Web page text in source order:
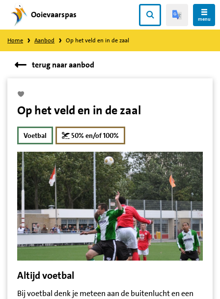
Direct
naar
content
Ooievaarspas menu
Home Aanbod Op het veld en in de zaal
terug naar aanbod
Op het veld en in de zaal
Voetbal 50% en/of 100%
Altijd voetbal
Bij voetbal denk je meteen aan de buitenlucht en een